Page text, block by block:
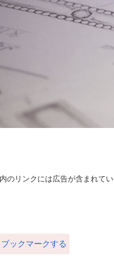
のリンクには広告が含まれて
ブックマークする